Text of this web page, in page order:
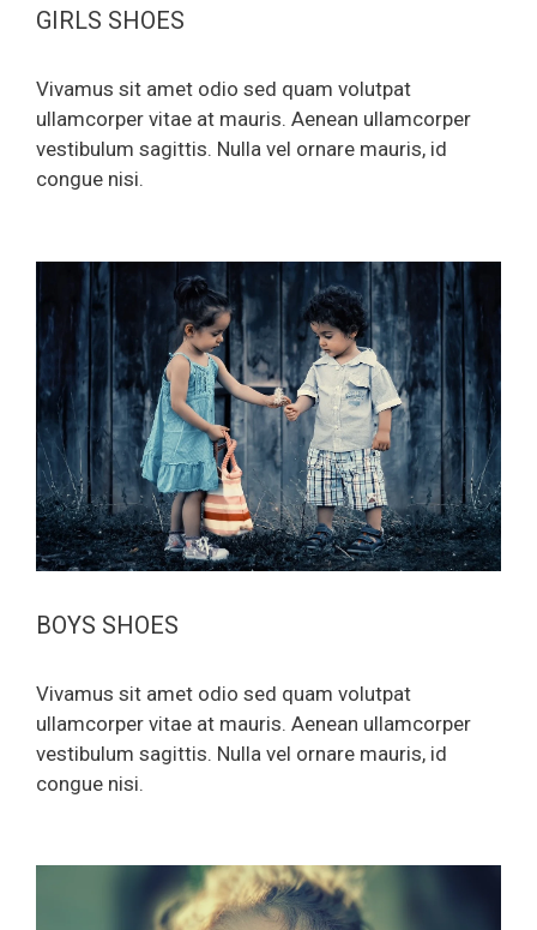
GIRLS SHOES
Vivamus sit amet odio sed quam volutpat
ullamcorper vitae at mauris. Aenean ullamcorper
vestibulum sagittis. Nulla vel ornare mauris, id
congue nisi.
BOYS SHOES
Vivamus sit amet odio sed quam volutpat
ullamcorper vitae at mauris. Aenean ullamcorper
vestibulum sagittis. Nulla vel ornare mauris, id
congue nisi.